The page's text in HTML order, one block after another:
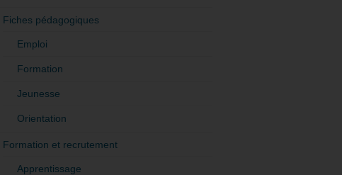
Fiches pédagogiques
Emploi
Formation
Jeunesse
Orientation
Formation et recrutement
Apprentissage